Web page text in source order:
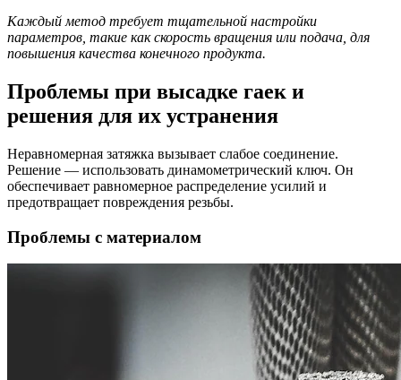
Каждый метод требует тщательной настройки
параметров, такие как скорость вращения или подача, для
повышения качества конечного продукта.
Проблемы при высадке гаек и
решения для их устранения
Неравномерная затяжка вызывает слабое соединение.
Решение — использовать динамометрический ключ. Он
обеспечивает равномерное распределение усилий и
предотвращает повреждения резьбы.
Проблемы с материалом